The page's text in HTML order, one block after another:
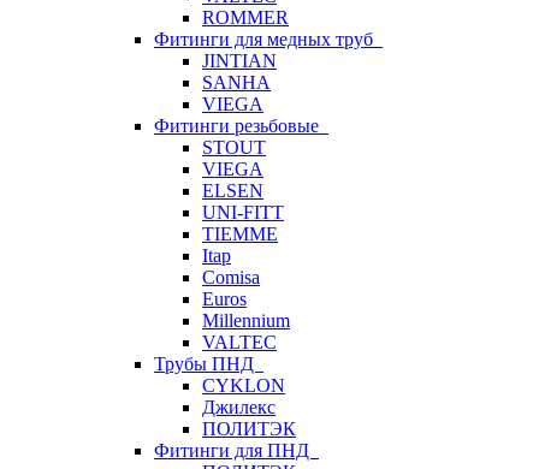
ROMMER
Фитинги для медных труб
JINTIAN
SANHA
VIEGA
Фитинги резьбовые
STOUT
VIEGA
ELSEN
UNI-FITT
TIEMME
Itap
Comisa
Euros
Millennium
VALTEC
Трубы ПНД
CYKLON
Джилекс
ПОЛИТЭК
Фитинги для ПНД